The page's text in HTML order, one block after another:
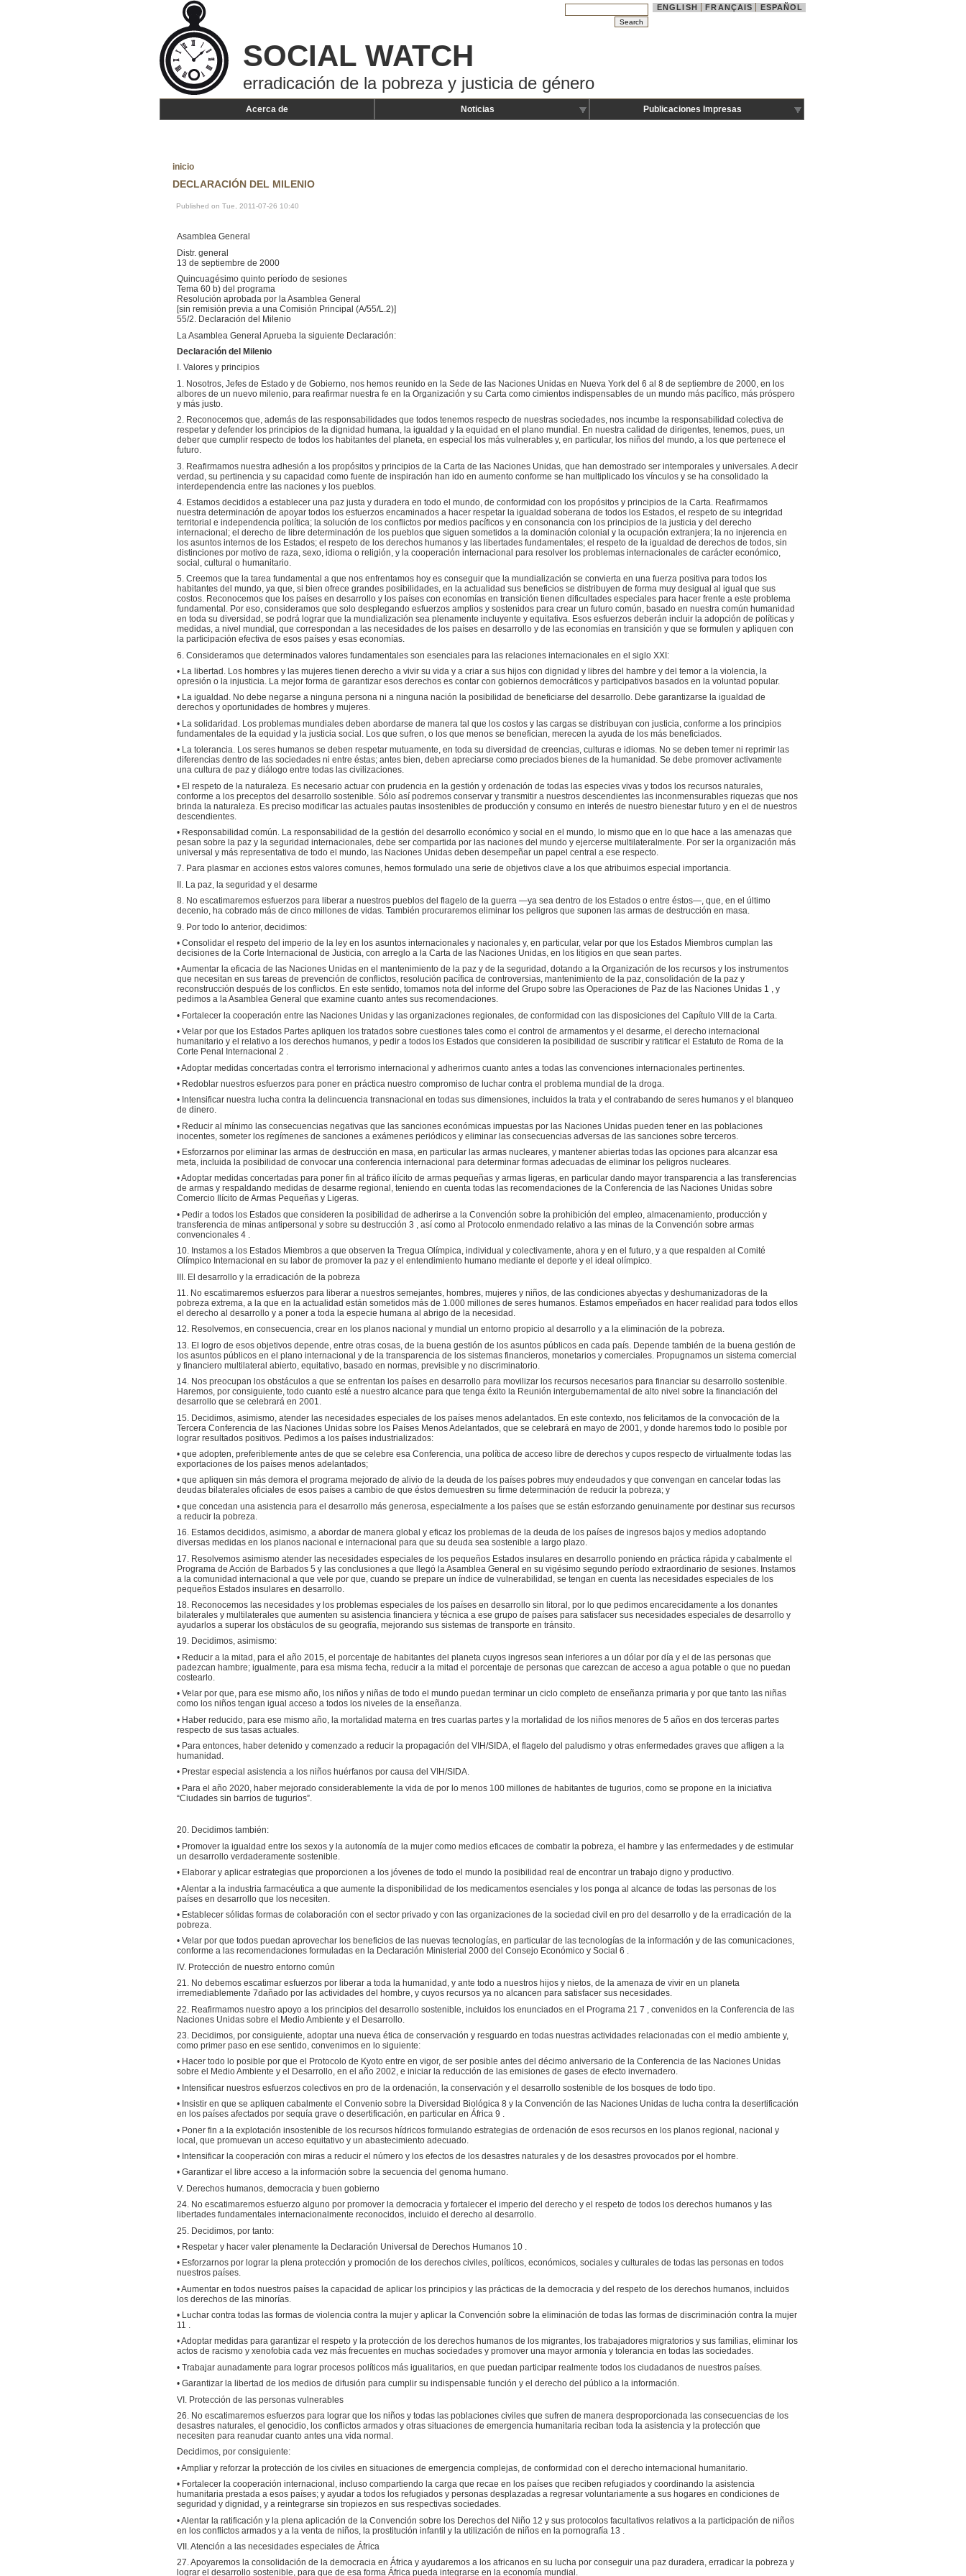
ENGLISH FRANÇAIS ESPAÑOL
SOCIAL WATCH
erradicación de la pobreza y justicia de género
Acerca de Noticias Publicaciones Impresas
inicio
DECLARACIÓN DEL MILENIO
Published on Tue, 2011-07-26 10:40
Asamblea General
Distr. general
13 de septiembre de 2000
Quincuagésimo quinto período de sesiones
Tema 60 b) del programa
Resolución aprobada por la Asamblea General
[sin remisión previa a una Comisión Principal (A/55/L.2)]
55/2. Declaración del Milenio
La Asamblea General Aprueba la siguiente Declaración:
Declaración del Milenio
I. Valores y principios
1. Nosotros, Jefes de Estado y de Gobierno, nos hemos reunido en la Sede de las Naciones Unidas en Nueva York del 6 al 8 de septiembre de 2000, en los
albores de un nuevo milenio, para reafirmar nuestra fe en la Organización y su Carta como cimientos indispensables de un mundo más pacífico, más próspero
y más justo.
2. Reconocemos que, además de las responsabilidades que todos tenemos respecto de nuestras sociedades, nos incumbe la responsabilidad colectiva de
respetar y defender los principios de la dignidad humana, la igualdad y la equidad en el plano mundial. En nuestra calidad de dirigentes, tenemos, pues, un
deber que cumplir respecto de todos los habitantes del planeta, en especial los más vulnerables y, en particular, los niños del mundo, a los que pertenece el
futuro.
3. Reafirmamos nuestra adhesión a los propósitos y principios de la Carta de las Naciones Unidas, que han demostrado ser intemporales y universales. A decir
verdad, su pertinencia y su capacidad como fuente de inspiración han ido en aumento conforme se han multiplicado los vínculos y se ha consolidado la
interdependencia entre las naciones y los pueblos.
4. Estamos decididos a establecer una paz justa y duradera en todo el mundo, de conformidad con los propósitos y principios de la Carta. Reafirmamos
nuestra determinación de apoyar todos los esfuerzos encaminados a hacer respetar la igualdad soberana de todos los Estados, el respeto de su integridad
territorial e independencia política; la solución de los conflictos por medios pacíficos y en consonancia con los principios de la justicia y del derecho
internacional; el derecho de libre determinación de los pueblos que siguen sometidos a la dominación colonial y la ocupación extranjera; la no injerencia en
los asuntos internos de los Estados; el respeto de los derechos humanos y las libertades fundamentales; el respeto de la igualdad de derechos de todos, sin
distinciones por motivo de raza, sexo, idioma o religión, y la cooperación internacional para resolver los problemas internacionales de carácter económico,
social, cultural o humanitario.
5. Creemos que la tarea fundamental a que nos enfrentamos hoy es conseguir que la mundialización se convierta en una fuerza positiva para todos los
habitantes del mundo, ya que, si bien ofrece grandes posibilidades, en la actualidad sus beneficios se distribuyen de forma muy desigual al igual que sus
costos. Reconocemos que los países en desarrollo y los países con economías en transición tienen dificultades especiales para hacer frente a este problema
fundamental. Por eso, consideramos que solo desplegando esfuerzos amplios y sostenidos para crear un futuro común, basado en nuestra común humanidad
en toda su diversidad, se podrá lograr que la mundialización sea plenamente incluyente y equitativa. Esos esfuerzos deberán incluir la adopción de políticas y
medidas, a nivel mundial, que correspondan a las necesidades de los países en desarrollo y de las economías en transición y que se formulen y apliquen con
la participación efectiva de esos países y esas economías.
6. Consideramos que determinados valores fundamentales son esenciales para las relaciones internacionales en el siglo XXI:
• La libertad. Los hombres y las mujeres tienen derecho a vivir su vida y a criar a sus hijos con dignidad y libres del hambre y del temor a la violencia, la
opresión o la injusticia. La mejor forma de garantizar esos derechos es contar con gobiernos democráticos y participativos basados en la voluntad popular.
• La igualdad. No debe negarse a ninguna persona ni a ninguna nación la posibilidad de beneficiarse del desarrollo. Debe garantizarse la igualdad de
derechos y oportunidades de hombres y mujeres.
• La solidaridad. Los problemas mundiales deben abordarse de manera tal que los costos y las cargas se distribuyan con justicia, conforme a los principios
fundamentales de la equidad y la justicia social. Los que sufren, o los que menos se benefician, merecen la ayuda de los más beneficiados.
• La tolerancia. Los seres humanos se deben respetar mutuamente, en toda su diversidad de creencias, culturas e idiomas. No se deben temer ni reprimir las
diferencias dentro de las sociedades ni entre éstas; antes bien, deben apreciarse como preciados bienes de la humanidad. Se debe promover activamente
una cultura de paz y diálogo entre todas las civilizaciones.
• El respeto de la naturaleza. Es necesario actuar con prudencia en la gestión y ordenación de todas las especies vivas y todos los recursos naturales,
conforme a los preceptos del desarrollo sostenible. Sólo así podremos conservar y transmitir a nuestros descendientes las inconmensurables riquezas que nos
brinda la naturaleza. Es preciso modificar las actuales pautas insostenibles de producción y consumo en interés de nuestro bienestar futuro y en el de nuestros
descendientes.
• Responsabilidad común. La responsabilidad de la gestión del desarrollo económico y social en el mundo, lo mismo que en lo que hace a las amenazas que
pesan sobre la paz y la seguridad internacionales, debe ser compartida por las naciones del mundo y ejercerse multilateralmente. Por ser la organización más
universal y más representativa de todo el mundo, las Naciones Unidas deben desempeñar un papel central a ese respecto.
7. Para plasmar en acciones estos valores comunes, hemos formulado una serie de objetivos clave a los que atribuimos especial importancia.
II. La paz, la seguridad y el desarme
8. No escatimaremos esfuerzos para liberar a nuestros pueblos del flagelo de la guerra —ya sea dentro de los Estados o entre éstos—, que, en el último
decenio, ha cobrado más de cinco millones de vidas. También procuraremos eliminar los peligros que suponen las armas de destrucción en masa.
9. Por todo lo anterior, decidimos:
• Consolidar el respeto del imperio de la ley en los asuntos internacionales y nacionales y, en particular, velar por que los Estados Miembros cumplan las
decisiones de la Corte Internacional de Justicia, con arreglo a la Carta de las Naciones Unidas, en los litigios en que sean partes.
• Aumentar la eficacia de las Naciones Unidas en el mantenimiento de la paz y de la seguridad, dotando a la Organización de los recursos y los instrumentos
que necesitan en sus tareas de prevención de conflictos, resolución pacífica de controversias, mantenimiento de la paz, consolidación de la paz y
reconstrucción después de los conflictos. En este sentido, tomamos nota del informe del Grupo sobre las Operaciones de Paz de las Naciones Unidas 1 , y
pedimos a la Asamblea General que examine cuanto antes sus recomendaciones.
• Fortalecer la cooperación entre las Naciones Unidas y las organizaciones regionales, de conformidad con las disposiciones del Capítulo VIII de la Carta.
• Velar por que los Estados Partes apliquen los tratados sobre cuestiones tales como el control de armamentos y el desarme, el derecho internacional
humanitario y el relativo a los derechos humanos, y pedir a todos los Estados que consideren la posibilidad de suscribir y ratificar el Estatuto de Roma de la
Corte Penal Internacional 2 .
• Adoptar medidas concertadas contra el terrorismo internacional y adherirnos cuanto antes a todas las convenciones internacionales pertinentes.
• Redoblar nuestros esfuerzos para poner en práctica nuestro compromiso de luchar contra el problema mundial de la droga.
• Intensificar nuestra lucha contra la delincuencia transnacional en todas sus dimensiones, incluidos la trata y el contrabando de seres humanos y el blanqueo
de dinero.
• Reducir al mínimo las consecuencias negativas que las sanciones económicas impuestas por las Naciones Unidas pueden tener en las poblaciones
inocentes, someter los regímenes de sanciones a exámenes periódicos y eliminar las consecuencias adversas de las sanciones sobre terceros.
• Esforzarnos por eliminar las armas de destrucción en masa, en particular las armas nucleares, y mantener abiertas todas las opciones para alcanzar esa
meta, incluida la posibilidad de convocar una conferencia internacional para determinar formas adecuadas de eliminar los peligros nucleares.
• Adoptar medidas concertadas para poner fin al tráfico ilícito de armas pequeñas y armas ligeras, en particular dando mayor transparencia a las transferencias
de armas y respaldando medidas de desarme regional, teniendo en cuenta todas las recomendaciones de la Conferencia de las Naciones Unidas sobre
Comercio Ilícito de Armas Pequeñas y Ligeras.
• Pedir a todos los Estados que consideren la posibilidad de adherirse a la Convención sobre la prohibición del empleo, almacenamiento, producción y
transferencia de minas antipersonal y sobre su destrucción 3 , así como al Protocolo enmendado relativo a las minas de la Convención sobre armas
convencionales 4 .
10. Instamos a los Estados Miembros a que observen la Tregua Olímpica, individual y colectivamente, ahora y en el futuro, y a que respalden al Comité
Olímpico Internacional en su labor de promover la paz y el entendimiento humano mediante el deporte y el ideal olímpico.
III. El desarrollo y la erradicación de la pobreza
11. No escatimaremos esfuerzos para liberar a nuestros semejantes, hombres, mujeres y niños, de las condiciones abyectas y deshumanizadoras de la
pobreza extrema, a la que en la actualidad están sometidos más de 1.000 millones de seres humanos. Estamos empeñados en hacer realidad para todos ellos
el derecho al desarrollo y a poner a toda la especie humana al abrigo de la necesidad.
12. Resolvemos, en consecuencia, crear en los planos nacional y mundial un entorno propicio al desarrollo y a la eliminación de la pobreza.
13. El logro de esos objetivos depende, entre otras cosas, de la buena gestión de los asuntos públicos en cada país. Depende también de la buena gestión de
los asuntos públicos en el plano internacional y de la transparencia de los sistemas financieros, monetarios y comerciales. Propugnamos un sistema comercial
y financiero multilateral abierto, equitativo, basado en normas, previsible y no discriminatorio.
14. Nos preocupan los obstáculos a que se enfrentan los países en desarrollo para movilizar los recursos necesarios para financiar su desarrollo sostenible.
Haremos, por consiguiente, todo cuanto esté a nuestro alcance para que tenga éxito la Reunión intergubernamental de alto nivel sobre la financiación del
desarrollo que se celebrará en 2001.
15. Decidimos, asimismo, atender las necesidades especiales de los países menos adelantados. En este contexto, nos felicitamos de la convocación de la
Tercera Conferencia de las Naciones Unidas sobre los Países Menos Adelantados, que se celebrará en mayo de 2001, y donde haremos todo lo posible por
lograr resultados positivos. Pedimos a los países industrializados:
• que adopten, preferiblemente antes de que se celebre esa Conferencia, una política de acceso libre de derechos y cupos respecto de virtualmente todas las
exportaciones de los países menos adelantados;
• que apliquen sin más demora el programa mejorado de alivio de la deuda de los países pobres muy endeudados y que convengan en cancelar todas las
deudas bilaterales oficiales de esos países a cambio de que éstos demuestren su firme determinación de reducir la pobreza; y
• que concedan una asistencia para el desarrollo más generosa, especialmente a los países que se están esforzando genuinamente por destinar sus recursos
a reducir la pobreza.
16. Estamos decididos, asimismo, a abordar de manera global y eficaz los problemas de la deuda de los países de ingresos bajos y medios adoptando
diversas medidas en los planos nacional e internacional para que su deuda sea sostenible a largo plazo.
17. Resolvemos asimismo atender las necesidades especiales de los pequeños Estados insulares en desarrollo poniendo en práctica rápida y cabalmente el
Programa de Acción de Barbados 5 y las conclusiones a que llegó la Asamblea General en su vigésimo segundo período extraordinario de sesiones. Instamos
a la comunidad internacional a que vele por que, cuando se prepare un índice de vulnerabilidad, se tengan en cuenta las necesidades especiales de los
pequeños Estados insulares en desarrollo.
18. Reconocemos las necesidades y los problemas especiales de los países en desarrollo sin litoral, por lo que pedimos encarecidamente a los donantes
bilaterales y multilaterales que aumenten su asistencia financiera y técnica a ese grupo de países para satisfacer sus necesidades especiales de desarrollo y
ayudarlos a superar los obstáculos de su geografía, mejorando sus sistemas de transporte en tránsito.
19. Decidimos, asimismo:
• Reducir a la mitad, para el año 2015, el porcentaje de habitantes del planeta cuyos ingresos sean inferiores a un dólar por día y el de las personas que
padezcan hambre; igualmente, para esa misma fecha, reducir a la mitad el porcentaje de personas que carezcan de acceso a agua potable o que no puedan
costearlo.
• Velar por que, para ese mismo año, los niños y niñas de todo el mundo puedan terminar un ciclo completo de enseñanza primaria y por que tanto las niñas
como los niños tengan igual acceso a todos los niveles de la enseñanza.
• Haber reducido, para ese mismo año, la mortalidad materna en tres cuartas partes y la mortalidad de los niños menores de 5 años en dos terceras partes
respecto de sus tasas actuales.
• Para entonces, haber detenido y comenzado a reducir la propagación del VIH/SIDA, el flagelo del paludismo y otras enfermedades graves que afligen a la
humanidad.
• Prestar especial asistencia a los niños huérfanos por causa del VIH/SIDA.
• Para el año 2020, haber mejorado considerablemente la vida de por lo menos 100 millones de habitantes de tugurios, como se propone en la iniciativa
“Ciudades sin barrios de tugurios”.
20. Decidimos también:
• Promover la igualdad entre los sexos y la autonomía de la mujer como medios eficaces de combatir la pobreza, el hambre y las enfermedades y de estimular
un desarrollo verdaderamente sostenible.
• Elaborar y aplicar estrategias que proporcionen a los jóvenes de todo el mundo la posibilidad real de encontrar un trabajo digno y productivo.
• Alentar a la industria farmacéutica a que aumente la disponibilidad de los medicamentos esenciales y los ponga al alcance de todas las personas de los
países en desarrollo que los necesiten.
• Establecer sólidas formas de colaboración con el sector privado y con las organizaciones de la sociedad civil en pro del desarrollo y de la erradicación de la
pobreza.
• Velar por que todos puedan aprovechar los beneficios de las nuevas tecnologías, en particular de las tecnologías de la información y de las comunicaciones,
conforme a las recomendaciones formuladas en la Declaración Ministerial 2000 del Consejo Económico y Social 6 .
IV. Protección de nuestro entorno común
21. No debemos escatimar esfuerzos por liberar a toda la humanidad, y ante todo a nuestros hijos y nietos, de la amenaza de vivir en un planeta
irremediablemente 7dañado por las actividades del hombre, y cuyos recursos ya no alcancen para satisfacer sus necesidades.
22. Reafirmamos nuestro apoyo a los principios del desarrollo sostenible, incluidos los enunciados en el Programa 21 7 , convenidos en la Conferencia de las
Naciones Unidas sobre el Medio Ambiente y el Desarrollo.
23. Decidimos, por consiguiente, adoptar una nueva ética de conservación y resguardo en todas nuestras actividades relacionadas con el medio ambiente y,
como primer paso en ese sentido, convenimos en lo siguiente:
• Hacer todo lo posible por que el Protocolo de Kyoto entre en vigor, de ser posible antes del décimo aniversario de la Conferencia de las Naciones Unidas
sobre el Medio Ambiente y el Desarrollo, en el año 2002, e iniciar la reducción de las emisiones de gases de efecto invernadero.
• Intensificar nuestros esfuerzos colectivos en pro de la ordenación, la conservación y el desarrollo sostenible de los bosques de todo tipo.
• Insistir en que se apliquen cabalmente el Convenio sobre la Diversidad Biológica 8 y la Convención de las Naciones Unidas de lucha contra la desertificación
en los países afectados por sequía grave o desertificación, en particular en África 9 .
• Poner fin a la explotación insostenible de los recursos hídricos formulando estrategias de ordenación de esos recursos en los planos regional, nacional y
local, que promuevan un acceso equitativo y un abastecimiento adecuado.
• Intensificar la cooperación con miras a reducir el número y los efectos de los desastres naturales y de los desastres provocados por el hombre.
• Garantizar el libre acceso a la información sobre la secuencia del genoma humano.
V. Derechos humanos, democracia y buen gobierno
24. No escatimaremos esfuerzo alguno por promover la democracia y fortalecer el imperio del derecho y el respeto de todos los derechos humanos y las
libertades fundamentales internacionalmente reconocidos, incluido el derecho al desarrollo.
25. Decidimos, por tanto:
• Respetar y hacer valer plenamente la Declaración Universal de Derechos Humanos 10 .
• Esforzarnos por lograr la plena protección y promoción de los derechos civiles, políticos, económicos, sociales y culturales de todas las personas en todos
nuestros países.
• Aumentar en todos nuestros países la capacidad de aplicar los principios y las prácticas de la democracia y del respeto de los derechos humanos, incluidos
los derechos de las minorías.
• Luchar contra todas las formas de violencia contra la mujer y aplicar la Convención sobre la eliminación de todas las formas de discriminación contra la mujer
11 .
• Adoptar medidas para garantizar el respeto y la protección de los derechos humanos de los migrantes, los trabajadores migratorios y sus familias, eliminar los
actos de racismo y xenofobia cada vez más frecuentes en muchas sociedades y promover una mayor armonía y tolerancia en todas las sociedades.
• Trabajar aunadamente para lograr procesos políticos más igualitarios, en que puedan participar realmente todos los ciudadanos de nuestros países.
• Garantizar la libertad de los medios de difusión para cumplir su indispensable función y el derecho del público a la información.
VI. Protección de las personas vulnerables
26. No escatimaremos esfuerzos para lograr que los niños y todas las poblaciones civiles que sufren de manera desproporcionada las consecuencias de los
desastres naturales, el genocidio, los conflictos armados y otras situaciones de emergencia humanitaria reciban toda la asistencia y la protección que
necesiten para reanudar cuanto antes una vida normal.
Decidimos, por consiguiente:
• Ampliar y reforzar la protección de los civiles en situaciones de emergencia complejas, de conformidad con el derecho internacional humanitario.
• Fortalecer la cooperación internacional, incluso compartiendo la carga que recae en los países que reciben refugiados y coordinando la asistencia
humanitaria prestada a esos países; y ayudar a todos los refugiados y personas desplazadas a regresar voluntariamente a sus hogares en condiciones de
seguridad y dignidad, y a reintegrarse sin tropiezos en sus respectivas sociedades.
• Alentar la ratificación y la plena aplicación de la Convención sobre los Derechos del Niño 12 y sus protocolos facultativos relativos a la participación de niños
en los conflictos armados y a la venta de niños, la prostitución infantil y la utilización de niños en la pornografía 13 .
VII. Atención a las necesidades especiales de África
27. Apoyaremos la consolidación de la democracia en África y ayudaremos a los africanos en su lucha por conseguir una paz duradera, erradicar la pobreza y
lograr el desarrollo sostenible, para que de esa forma África pueda integrarse en la economía mundial.